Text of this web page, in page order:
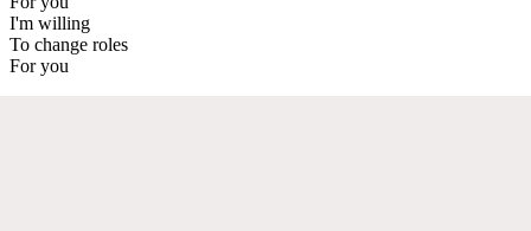
I'm willing
To change roles
For you